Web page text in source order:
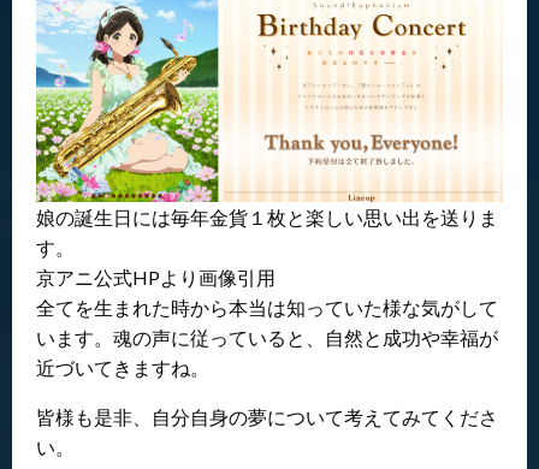
娘の誕生日には毎年金貨１枚と楽しい思い出を送りま
す。
京アニ公式HPより画像引用
全てを生まれた時から本当は知っていた様な気がして
います。魂の声に従っていると、自然と成功や幸福が
近づいてきますね。
皆様も是非、自分自身の夢について考えてみてくださ
い。